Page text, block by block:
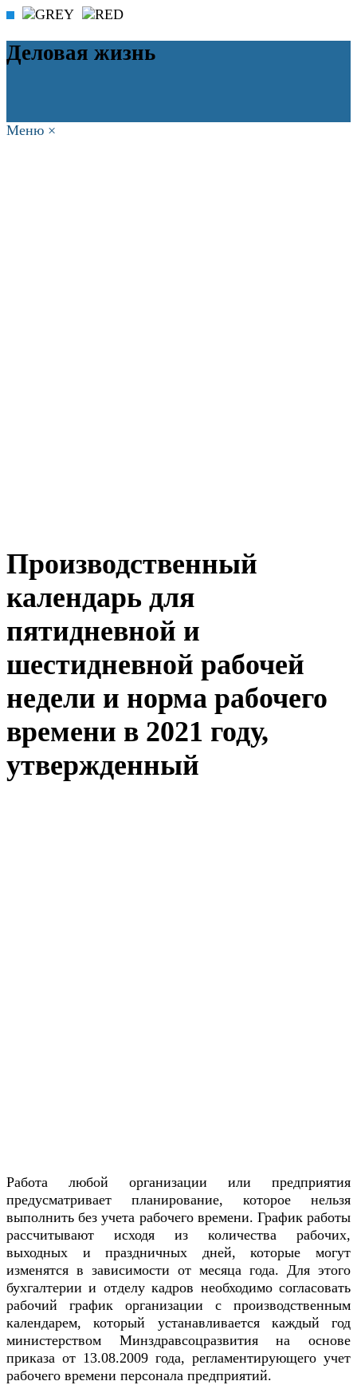
Деловая жизнь
Меню ×
Производственный
календарь для
пятидневной и
шестидневной рабочей
недели и норма рабочего
времени в 2021 году,
утвержденный
Работа любой организации или предприятия
предусматривает планирование, которое нельзя
выполнить без учета рабочего времени. График работы
рассчитывают исходя из количества рабочих,
выходных и праздничных дней, которые могут
изменятся в зависимости от месяца года. Для этого
бухгалтерии и отделу кадров необходимо согласовать
рабочий график организации с производственным
календарем, который устанавливается каждый год
министерством Минздравсоцразвития на основе
приказа от 13.08.2009 года, регламентирующего учет
рабочего времени персонала предприятий.